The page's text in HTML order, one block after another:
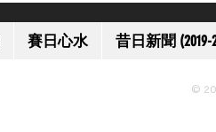
賽日心水 昔日新聞 (2019-
©